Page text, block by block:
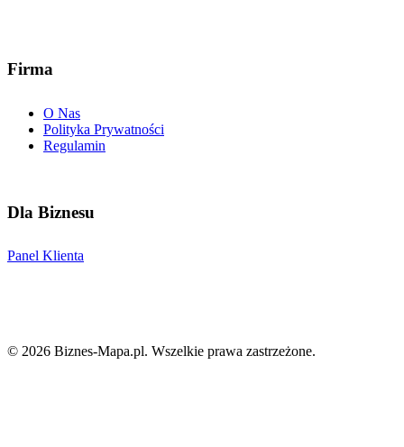
Firma
O Nas
Polityka Prywatności
Regulamin
Dla Biznesu
Panel Klienta
© 2026 Biznes-Mapa.pl. Wszelkie prawa zastrzeżone.